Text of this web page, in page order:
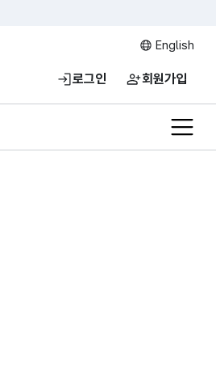
English
로그인 회원가입
전체